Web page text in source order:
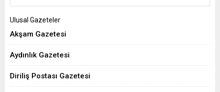
Ulusal Gazeteler
Akşam Gazetesi
Aydınlık Gazetesi
Diriliş Postası Gazetesi